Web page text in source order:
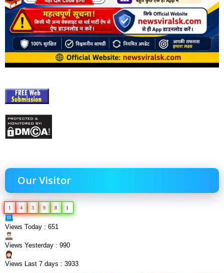
Our Visitor
1 4 3 9 8 1
Views Today : 651
Views Yesterday : 990
Views Last 7 days : 3933